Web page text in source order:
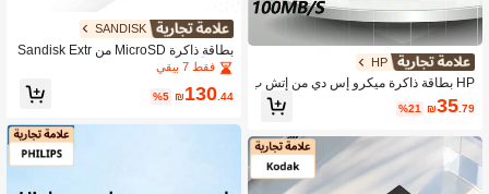
HP
HP بطاقة ذاكرة ميكرو إس دي من إتش ب
ي 128 جيجابايت، 64 جيجابايت، 32 جيجاب
ايت بطاقة فلاش TF الفئة 10 U1، مناسب
رات
₪35.79
%21
SANDISK
بطاقة ذاكرة MicroSD من Sandisk Extr
eme أصلية A2 U3 V30 MicroSD UHS-
I بطاقة ذاكرة فلاش 4K
فقط 7 بيقي
₪130.44
%5